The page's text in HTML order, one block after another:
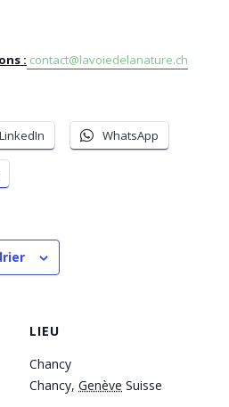
: contact@lavoiedelanature.ch
LinkedIn WhatsApp
LIEU
Chancy
Chancy, Genève Suisse